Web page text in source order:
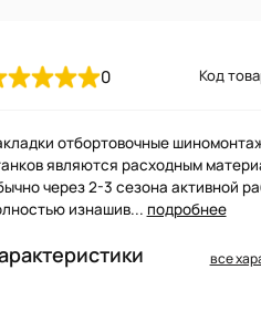
0 Код
отбортовочные
являются расходным
через 2-3 сезона активной
изнашив... подробнее
все